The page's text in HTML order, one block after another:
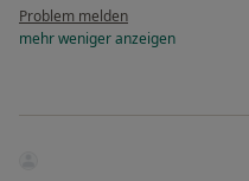
Problem melden
mehrwenigeranzeigen